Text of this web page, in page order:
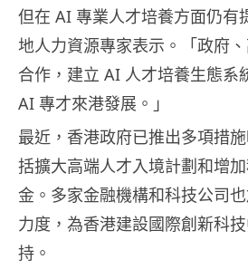
但在 AI 專業人才培養方面仍有
地人力資源專家表示。「政府
合作，建立 AI 人才培養生態系
AI 專才來港發展。」
最近，香港政府已推出多項措
括擴大高端人才入境計劃和增
金。多家金融機構和科技公司
力度，為香港建設國際創新科
持。